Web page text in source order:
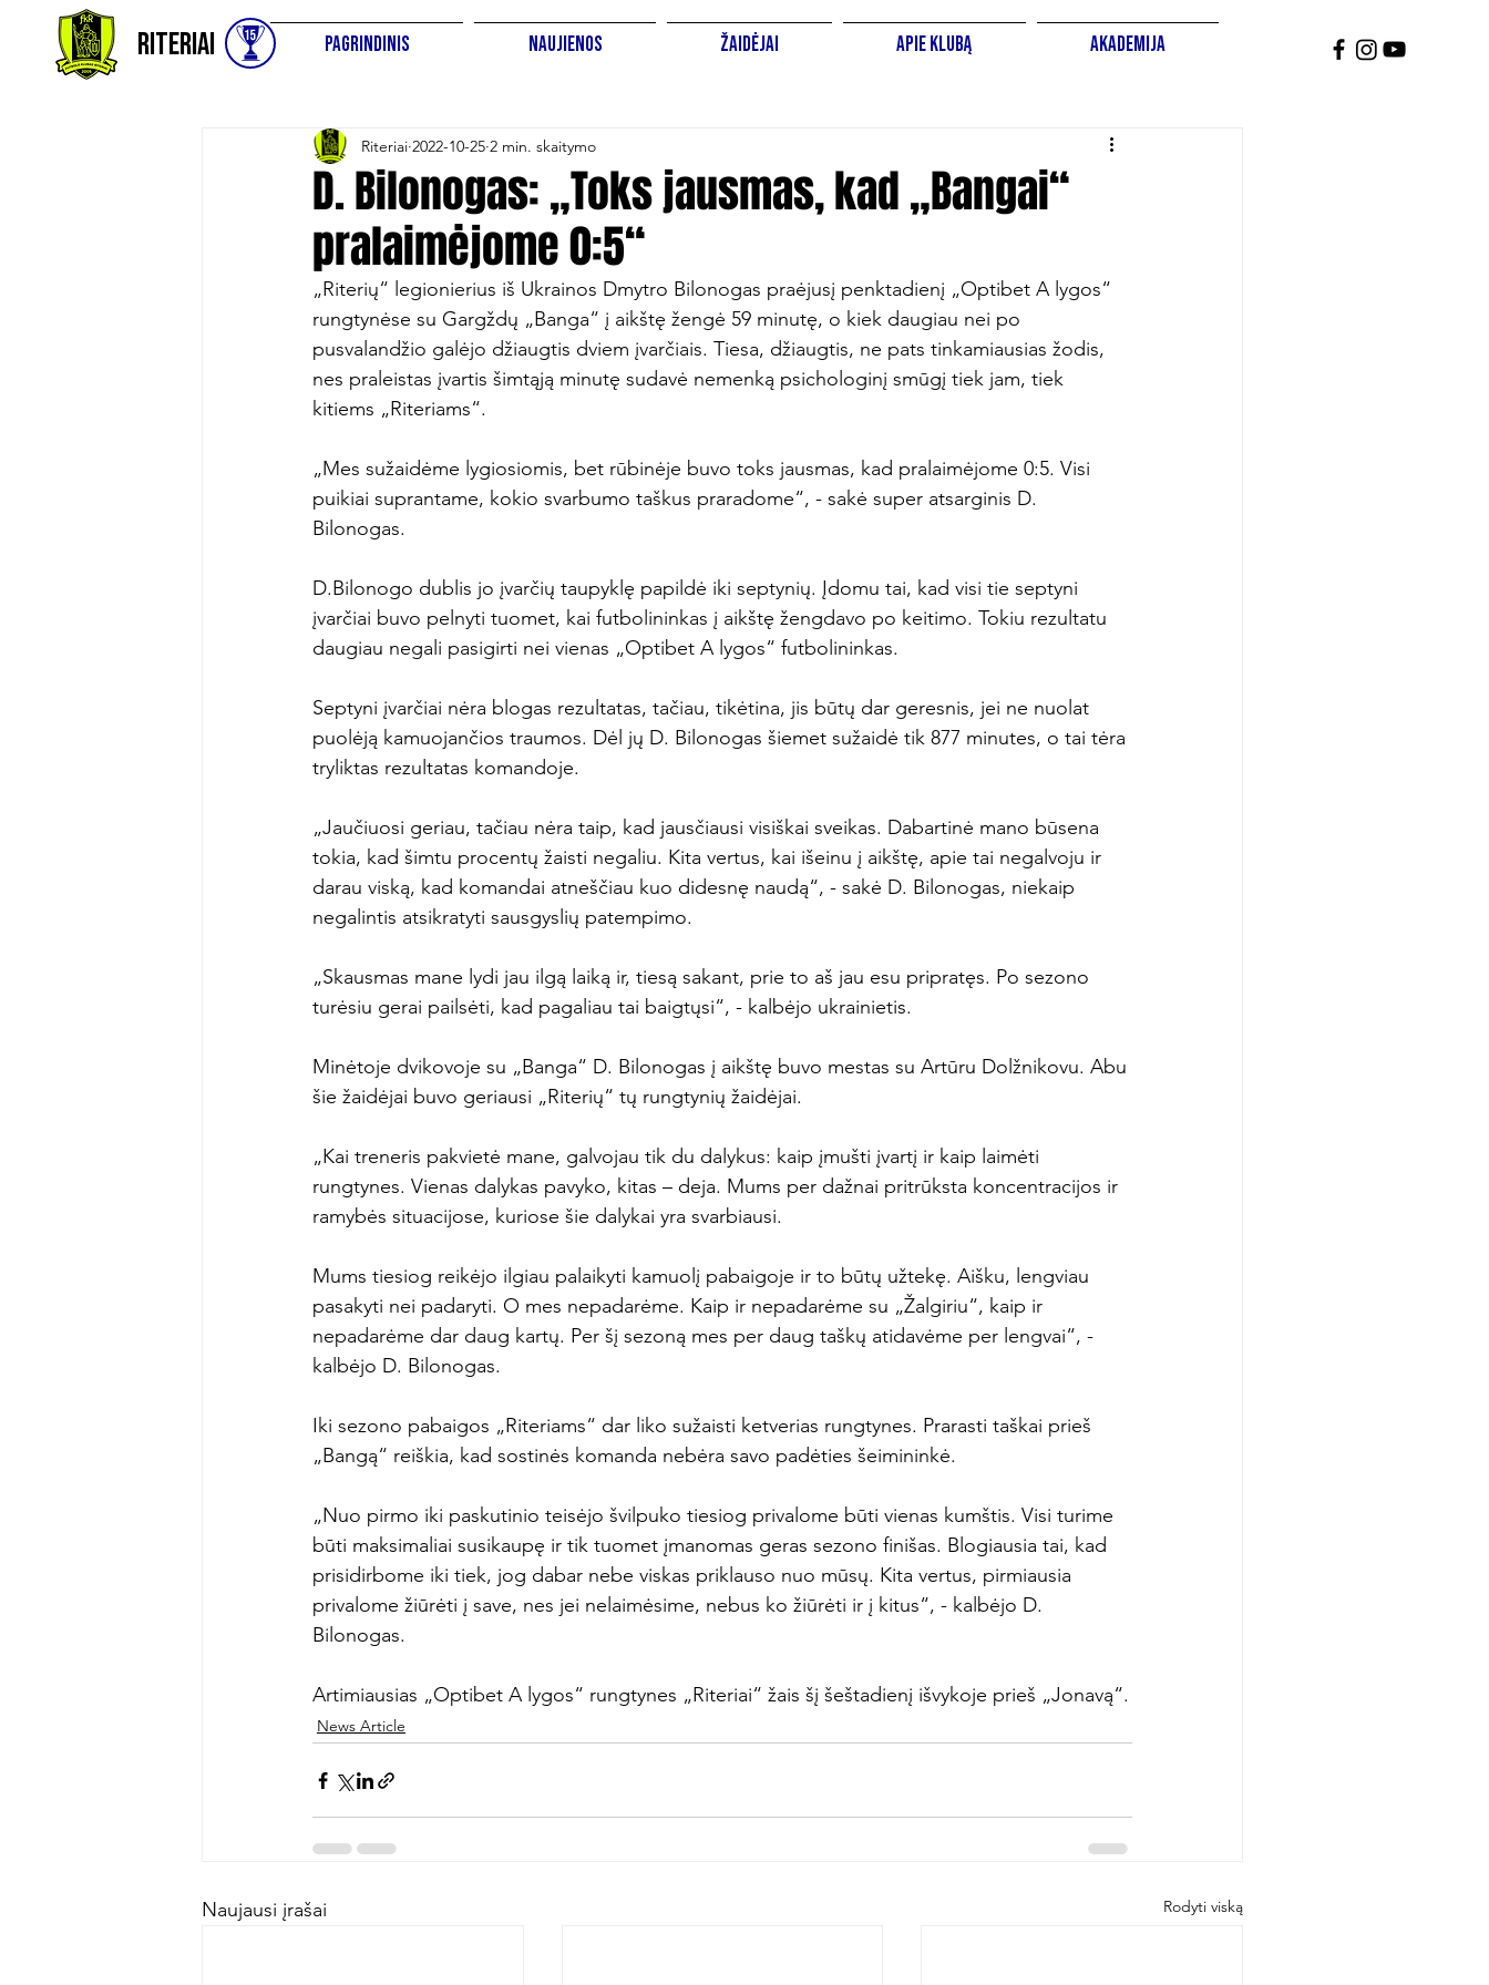
Riteriai Pagrindinis Naujienos Žaidėjai Apie Klubą Akademija
D. Bilonogas: „Toks jausmas, kad „Bangai“
pralaimėjome 0:5“
Riteriai 2022-10-25 2 min. skaitymo
„Riterių“ legionierius iš Ukrainos Dmytro Bilonogas praėjusį penktadienį „Optibet A lygos“
rungtynėse su Gargždų „Banga“ į aikštę žengė 59 minutę, o kiek daugiau nei po
pusvalandžio galėjo džiaugtis dviem įvarčiais. Tiesa, džiaugtis, ne pats tinkamiausias žodis,
nes praleistas įvartis šimtąją minutę sudavė nemenką psichologinį smūgį tiek jam, tiek
kitiems „Riteriams“.
„Mes sužaidėme lygiosiomis, bet rūbinėje buvo toks jausmas, kad pralaimėjome 0:5. Visi
puikiai suprantame, kokio svarbumo taškus praradome“, - sakė super atsarginis D.
Bilonogas.
D.Bilonogo dublis jo įvarčių taupyklę papildė iki septynių. Įdomu tai, kad visi tie septyni
įvarčiai buvo pelnyti tuomet, kai futbolininkas į aikštę žengdavo po keitimo. Tokiu rezultatu
daugiau negali pasigirti nei vienas „Optibet A lygos“ futbolininkas.
Septyni įvarčiai nėra blogas rezultatas, tačiau, tikėtina, jis būtų dar geresnis, jei ne nuolat
puolėją kamuojančios traumos. Dėl jų D. Bilonogas šiemet sužaidė tik 877 minutes, o tai tėra
tryliktas rezultatas komandoje.
„Jaučiuosi geriau, tačiau nėra taip, kad jausčiausi visiškai sveikas. Dabartinė mano būsena
tokia, kad šimtu procentų žaisti negaliu. Kita vertus, kai išeinu į aikštę, apie tai negalvoju ir
darau viską, kad komandai atneščiau kuo didesnę naudą“, - sakė D. Bilonogas, niekaip
negalintis atsikratyti sausgyslių patempimo.
„Skausmas mane lydi jau ilgą laiką ir, tiesą sakant, prie to aš jau esu pripratęs. Po sezono
turėsiu gerai pailsėti, kad pagaliau tai baigtųsi“, - kalbėjo ukrainietis.
Minėtoje dvikovoje su „Banga“ D. Bilonogas į aikštę buvo mestas su Artūru Dolžnikovu. Abu
šie žaidėjai buvo geriausi „Riterių“ tų rungtynių žaidėjai.
„Kai treneris pakvietė mane, galvojau tik du dalykus: kaip įmušti įvartį ir kaip laimėti
rungtynes. Vienas dalykas pavyko, kitas – deja. Mums per dažnai pritrūksta koncentracijos ir
ramybės situacijose, kuriose šie dalykai yra svarbiausi.
Mums tiesiog reikėjo ilgiau palaikyti kamuolį pabaigoje ir to būtų užtekę. Aišku, lengviau
pasakyti nei padaryti. O mes nepadarėme. Kaip ir nepadarėme su „Žalgiriu“, kaip ir
nepadarėme dar daug kartų. Per šį sezoną mes per daug taškų atidavėme per lengvai“, -
kalbėjo D. Bilonogas.
Iki sezono pabaigos „Riteriams“ dar liko sužaisti ketverias rungtynes. Prarasti taškai prieš
„Bangą“ reiškia, kad sostinės komanda nebėra savo padėties šeimininkė.
„Nuo pirmo iki paskutinio teisėjo švilpuko tiesiog privalome būti vienas kumštis. Visi turime
būti maksimaliai susikaupę ir tik tuomet įmanomas geras sezono finišas. Blogiausia tai, kad
prisidirbome iki tiek, jog dabar nebe viskas priklauso nuo mūsų. Kita vertus, pirmiausia
privalome žiūrėti į save, nes jei nelaimėsime, nebus ko žiūrėti ir į kitus“, - kalbėjo D.
Bilonogas.
Artimiausias „Optibet A lygos“ rungtynes „Riteriai“ žais šį šeštadienį išvykoje prieš „Jonavą“.
News Article
Naujausi įrašai Rodyti viską